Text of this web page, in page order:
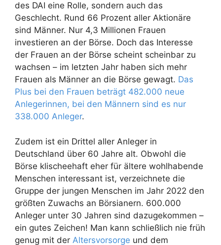
des DAI eine Rolle, sondern auch das
Geschlecht. Rund 66 Prozent aller Aktionäre
sind Männer. Nur 4,3 Millionen Frauen
investieren an der Börse. Doch das Interesse
der Frauen an der Börse scheint scheinbar zu
wachsen – im letzten Jahr haben sich mehr
Frauen als Männer an die Börse gewagt. Das
Plus bei den Frauen beträgt 482.000 neue
Anlegerinnen, bei den Männern sind es nur
338.000 Anleger.
Zudem ist ein Drittel aller Anleger in
Deutschland über 60 Jahre alt. Obwohl die
Börse klischeehaft eher für ältere wohlhabende
Menschen interessant ist, verzeichnete die
Gruppe der jungen Menschen im Jahr 2022 den
größten Zuwachs an Börsianern. 600.000
Anleger unter 30 Jahren sind dazugekommen –
ein gutes Zeichen! Man kann schließlich nie früh
genug mit der Altersvorsorge und dem